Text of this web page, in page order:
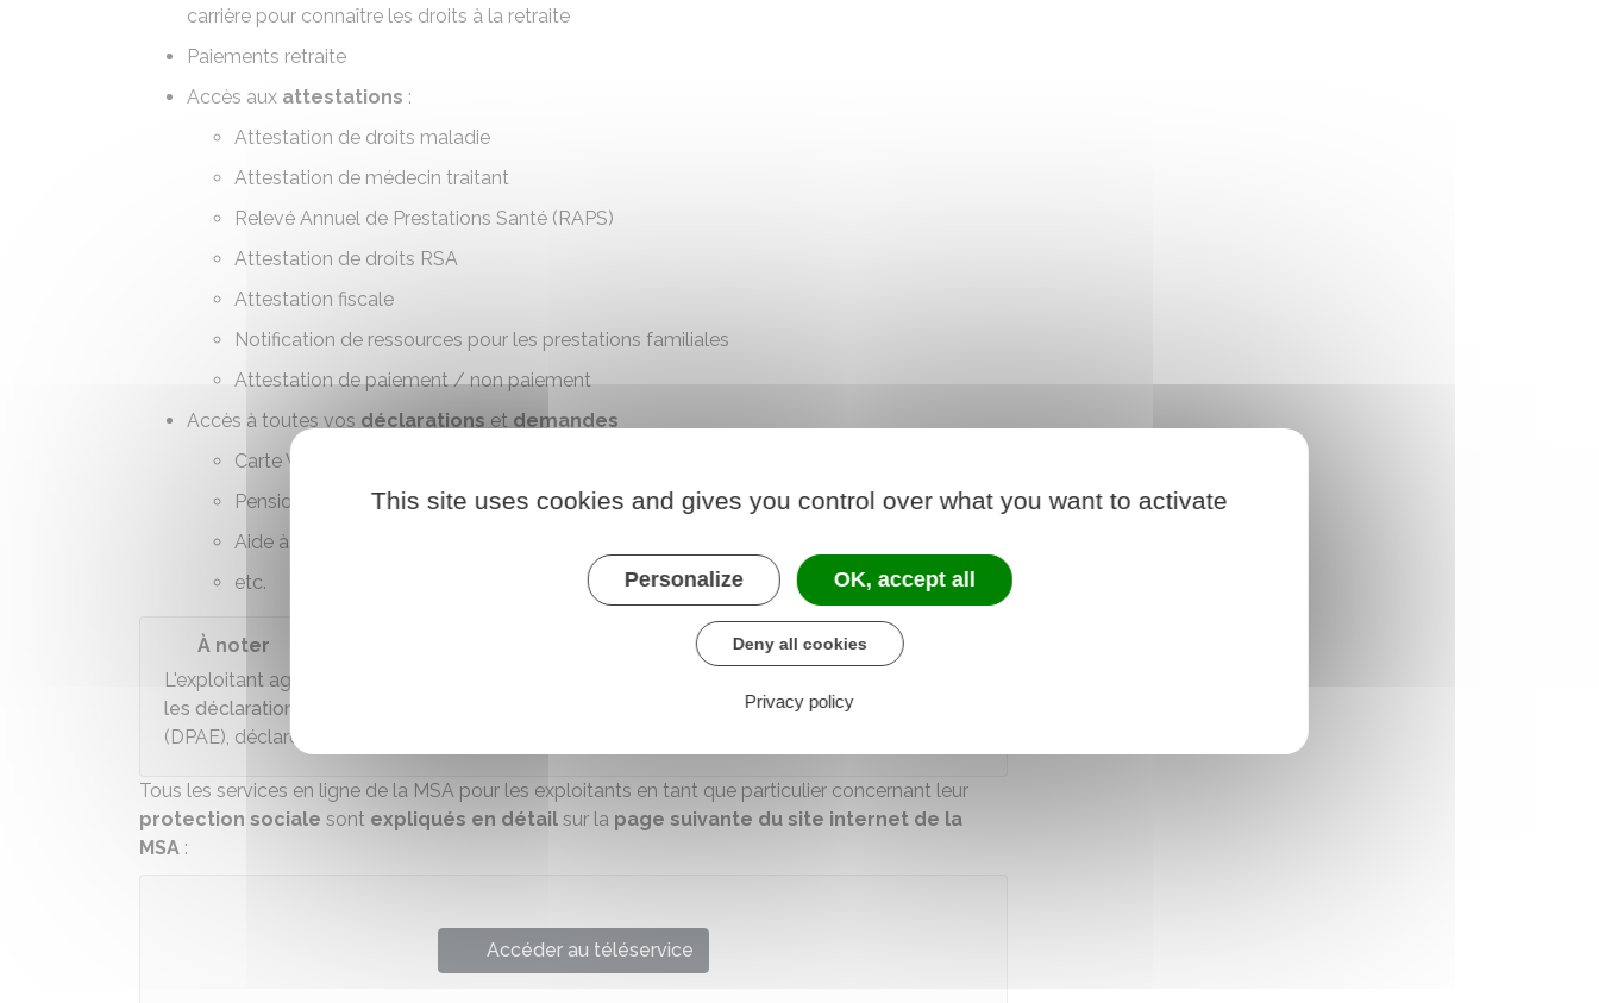
carrière pour connaître les droits à la retraite
Paiements retraite
Accès aux attestations :
Attestation de droits maladie
Attestation de médecin traitant
Relevé Annuel de Prestations Santé (RAPS)
Attestation de droits RSA
Attestation fiscale
Notification de ressources pour les prestations familiales
Attestation de paiement / non paiement
Accès à toutes vos déclarations et demandes
Carte Vitale
Pension d'invalidité
Aide à la complémentaire santé
etc.
À noter
L'exploitant agricole en tant qu'
les déclarations en lien avec l'emploi de salariés
(par exemple la déclarer une l'embauche
(DPAE), déclarer les salaires, etc.).
Tous les services en ligne de la MSA pour les exploitants en tant que particulier concernant leur
protection sociale sont expliqués en détail sur la page suivante du site internet de la
MSA :
Accéder au téléservice
This site uses cookies and gives you control over what you want to activate
Personalize OK, accept all
Deny all cookies
Privacy policy